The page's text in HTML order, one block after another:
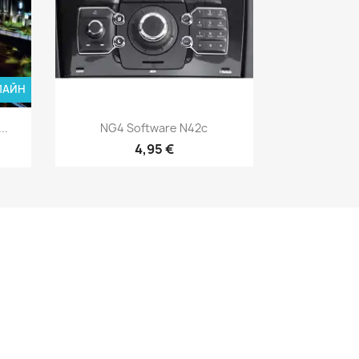
Швидкий перегляд
NG4 Software N42c
4,95 €